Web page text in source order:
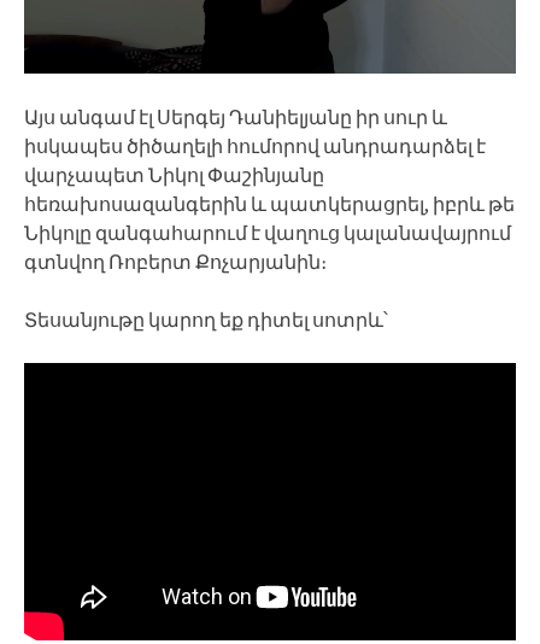
Այս անգամ էլ Սերգեյ Դանիելյանը իր սուր և
իսկապես ծիծաղելի հումորով անդրադարձել է
վարչապետ Նիկոլ Փաշինյանը
հեռախոսազանգերին և պատկերացրել, իբրև թե
Նիկոլը զանգահարում է վաղուց կալանավայրում
գտնվող Ռոբերտ Քոչարյանին։
Տեսանյութը կարող եք դիտել սոտրև՝